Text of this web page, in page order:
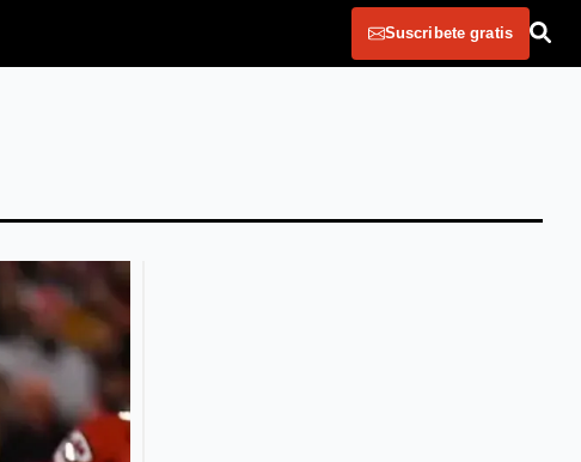
Suscribete gratis